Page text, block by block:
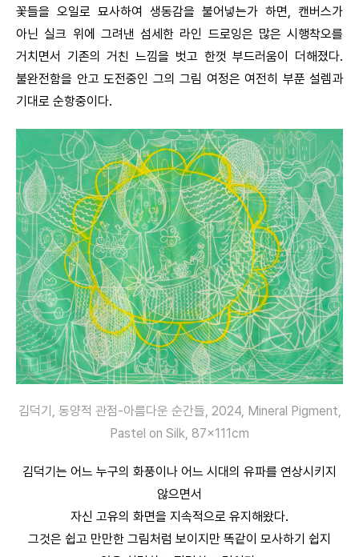
꽃들을 오일로 묘사하여 생동감을 불어넣는가 하면, 캔버스가
아닌 실크 위에 그려낸 섬세한 라인 드로잉은 많은 시행착오를
거치면서 기존의 거친 느낌을 벗고 한껏 부드러움이 더해졌다.
불완전함을 안고 도전중인 그의 그림 여정은 여전히 부푼 설렘과
기대로 순항중이다.
김덕기, 동양적 관점-아름다운 순간들, 2024, Mineral Pigment,
Pastel on Silk, 87x111cm
김덕기는 어느 누구의 화풍이나 어느 시대의 유파를 연상시키지
않으면서
자신 고유의 화면을 지속적으로 유지해왔다.
그것은 쉽고 만만한 그림처럼 보이지만 똑같이 모사하기 쉽지